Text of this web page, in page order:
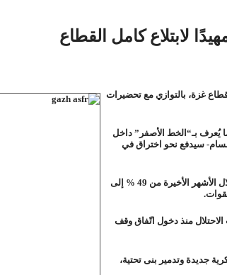
لابتلاع كامل القطاع
غزة، بالتوازي مع تحضيرات
يُعرف بـ“الخط الأصفر” داخل
سيدفع نحو اختراق في
مساحة الأراضي الخاضعة لسيطرة جيش الاحتلال ارتفعت خلال الأشهر الأخيرة من 49 % إلى
منذ دخول اتّفاق وقف
جديدة وتدمير بنى تحتية،